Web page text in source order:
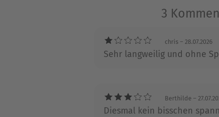
Charakteren auch weltweit
Über Ellen Barksdale
und begann auch schon
beschloss sie vor Kurzem,
3
chris – 28.07.2026
Sehr langweilig und ohne
Berthilde –
Diesmal kein bisschen